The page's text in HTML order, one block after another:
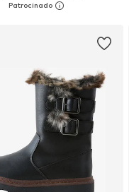
Añadir a la cesta